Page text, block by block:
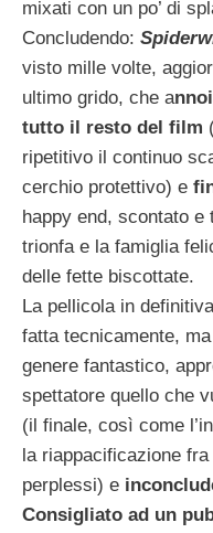
mixati con un po’ di
Concludendo:
visto mille volte,
ultimo grido, che a
tutto il resto del film
ripetitivo il continuo
cerchio protettivo) e
happy end, scontato
trionfa e la famiglia
delle fette biscottate.
La pellicola in
fatta tecnicamente,
genere fantastico,
spettatore quello che
(il finale, così come
la riappacificazione
perplessi) e
Consigliato ad un